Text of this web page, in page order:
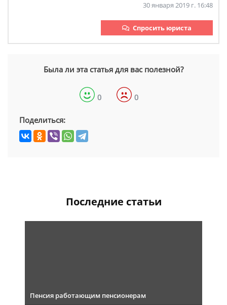
30 января 2019 г. 16:48
Спросить юриста
Была ли эта статья для вас полезной?
0 0
Поделиться:
Последние статьи
Пенсия работающим пенсионерам